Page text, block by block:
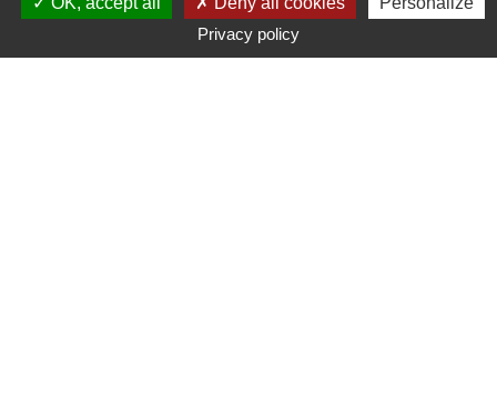
DEMANDE DE DEVIS
Contact S'y rendre
Privacy policy